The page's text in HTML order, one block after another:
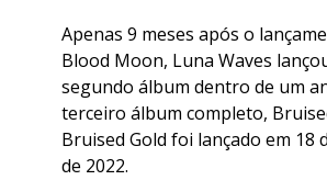
Apenas 9 meses após o
Blood Moon, Luna Waves
segundo álbum dentro de um
terceiro álbum completo,
Bruised Gold foi lançado em 18
de 2022.